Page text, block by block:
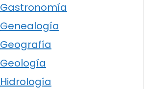
Gastronomía
Genealogía
Geografía
Geología
Hidrología